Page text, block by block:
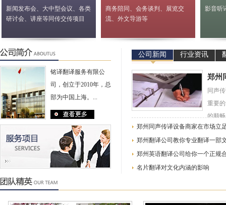
新闻发布会、大中型会议、各类
研讨会、讲座等同传交传项目
商务陪同、会务谈判、展览交
流、外文导游等
影音听
铭译翻译服务有限公
司，创立于2010年，总
部为中国上海。...
公司新闻 行业资讯
郑州
同声
重要
的顺
郑州同声传译设备商家在市场立
郑州翻译公司教你专业翻译一部
郑州英语翻译公司给你一个正规
名片翻译对文化内涵的影响